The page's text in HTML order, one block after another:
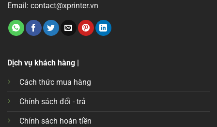
Email: contact@xprinter.vn
Dịch vụ khách hàng |
Cách thức mua hàng
Chính sách đổi - trả
Chính sách hoàn tiền